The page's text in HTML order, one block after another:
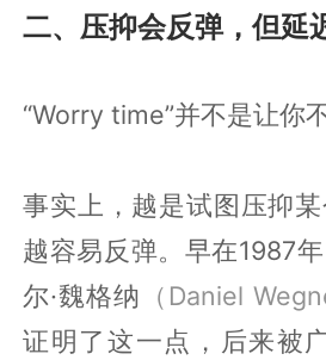
二、压抑会反弹，但延
“Worry time”并不是让你
事实上，越是试图压抑
越容易反弹。早在1987
尔·魏格纳 （Daniel
证明了这一点，后来被